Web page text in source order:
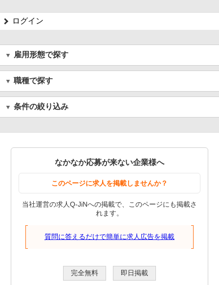
ログイン
雇用形態で探す
職種で探す
条件の絞り込み
なかなか応募が来ない企業様へ
このページに求人を掲載しませんか？
当社運営の求人Q-JiNへの掲載で、このページにも掲載さ
れます。
質問に答えるだけで簡単に求人広告を掲載
完全無料 即日掲載